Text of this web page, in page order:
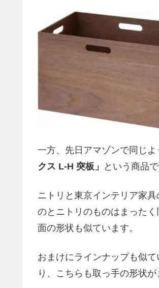
一方、先日アマゾンで同じ
クス L-H 突板」
という商品で
ニトリと東京インテリア家
のとニトリのものはまった
面の形状も似ています。
おまけにラインナップも似
り、こちらも取っ手の形状